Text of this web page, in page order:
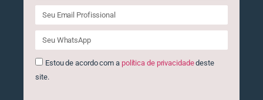
Estou de acordo com a política de privacidadedeste
site.